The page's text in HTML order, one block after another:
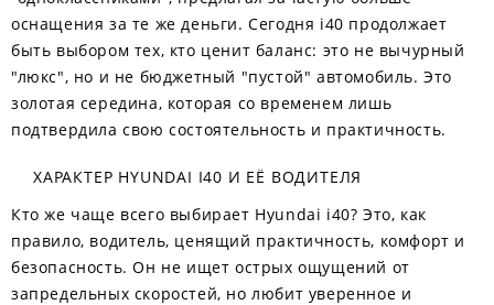
оснащения за те же деньги. Сегодня i40 продолжает
быть выбором тех, кто ценит баланс: это не вычурный
"люкс", но и не бюджетный "пустой" автомобиль. Это
золотая середина, которая со временем лишь
подтвердила свою состоятельность и практичность.
ХАРАКТЕР HYUNDAI I40 И ЕЁ ВОДИТЕЛЯ
Кто же чаще всего выбирает Hyundai i40? Это, как
правило, водитель, ценящий практичность, комфорт и
безопасность. Он не ищет острых ощущений от
запредельных скоростей, но любит уверенное и